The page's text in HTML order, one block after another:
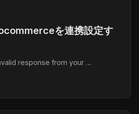
を連携設定す
response from your …